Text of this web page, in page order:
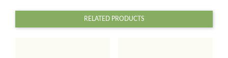
RELATED PRODUCTS